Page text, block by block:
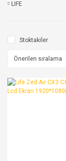
LIFE
Stoktakiler